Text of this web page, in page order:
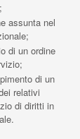
assunta nel
di un ordine
di un
relativi
di diritti in